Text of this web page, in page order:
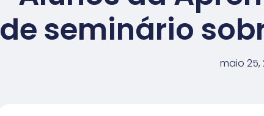
de seminário
maio 25,